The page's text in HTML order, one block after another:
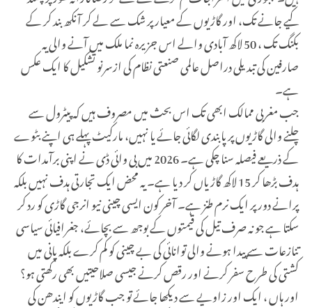
کیے جانے تک، اور گاڑیوں کے معیار پر شک سے لے کر آنکھ بند کر کے
بکنگ تک ، 50 لاکھ آبادی والے اس جزیرہ نما ملک میں آنے والی یہ
صارفین کی تبدیلی دراصل عالمی صنعتی نظام کی ازسرنو تشکیل کا ایک عکس
ہے۔
جب مغربی ممالک ابھی تک اس بحث میں مصروف ہیں کہ پیٹرول سے
چلنے والی گاڑیوں پر پابندی لگائی جائے یا نہیں، مارکیٹ پہلے ہی اپنے بٹوے
کے ذریعے فیصلہ سنا چکی ہے۔ 2026 میں بی وائی ڈی نے اپنی برآمدات کا
ہدف بڑھا کر 15 لاکھ گاڑیاں کر دیا ہے۔ یہ محض ایک تجارتی ہدف نہیں بلکہ
پرانے دور پر ایک نرم طنز ہے۔ آخر کون ایسی چینی نیو انرجی گاڑی کو رد کر
سکتا ہے جو نہ صرف تیل کی قیمتوں کے بوجھ سے بچائے، جغرافیائی سیاسی
تنازعات سے پیدا ہونے والی توانائی کی بے چینی کو کم کرے بلکہ پانی میں
کشتی کی طرح سفر کرنے اور رقص کرنے جیسی صلاحیتیں بھی رکھتی ہو؟
اور ہاں ، ایک اور زاویے سے دیکھا جائے تو جب گاڑیوں کو ایندھن کی